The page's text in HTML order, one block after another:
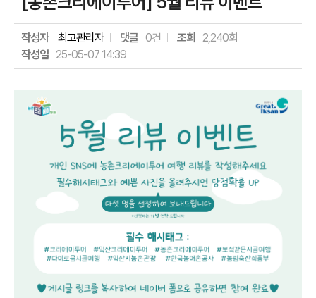
작성자 최고관리자 댓글 0건 조회
2,240회
작성일 25-05-07 14:39